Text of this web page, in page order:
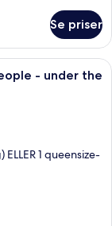
Se priser
- terrasse
- under the
1 queensize-